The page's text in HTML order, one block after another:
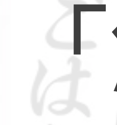
「